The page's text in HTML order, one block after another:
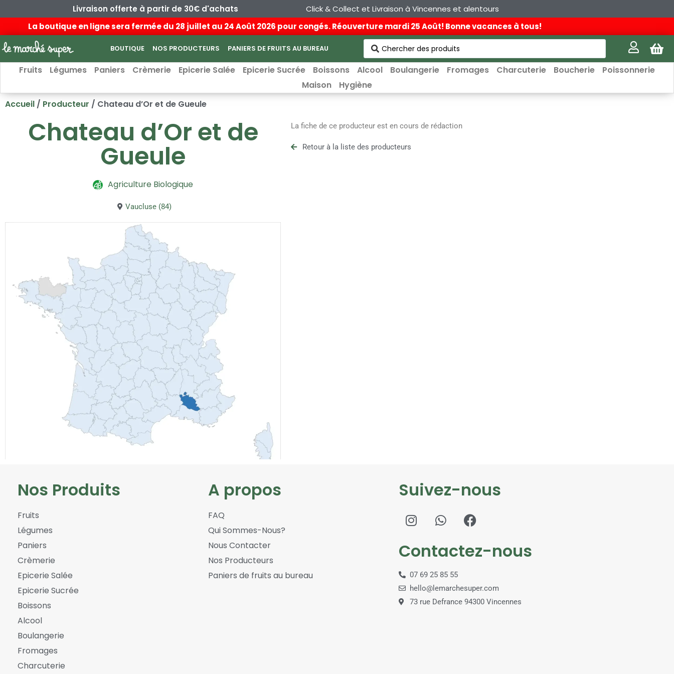
Livraison offerte à partir de 30€ d'achats
Click & Collect et Livraison à Vincennes et alentours
La boutique en ligne sera fermée du 28 juillet au 24 Août 2026 pour congés. Réouverture mardi 25 Août! Bonne vacances à tous!
BOUTIQUE NOS PRODUCTEURS PANIERS DE FRUITS AU BUREAU
Fruits Légumes Paniers Crèmerie Epicerie Salée Epicerie Sucrée Boissons Alcool Boulangerie Fromages Charcuterie Boucherie
Poissonnerie
Maison
Hygiène
Accueil / Producteur / Chateau d’Or et de Gueule
Chateau d’Or et de
Gueule
Agriculture Biologique
Vaucluse (84)
La fiche de ce producteur est en cours de rédaction
Retour à la liste des producteurs
Nos Produits
Fruits
Légumes
Paniers
Crèmerie
Epicerie Salée
Epicerie Sucrée
Boissons
Alcool
Boulangerie
Fromages
Charcuterie
A propos
FAQ
Qui Sommes-Nous?
Nous Contacter
Nos Producteurs
Paniers de fruits au bureau
Suivez-nous
Contactez-nous
07 69 25 85 55
hello@lemarchesuper.com
73 rue Defrance 94300 Vincennes